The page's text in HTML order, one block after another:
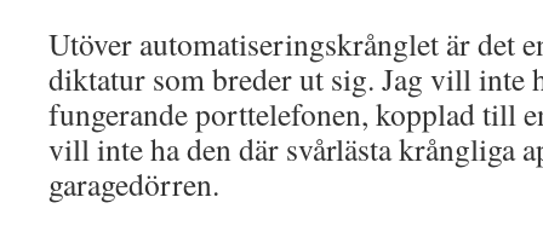
Utöver automatiseringskrånglet är det
diktatur som breder ut sig. Jag vill inte
fungerande porttelefonen, kopplad till
vill inte ha den där svårlästa krångliga
garagedörren.